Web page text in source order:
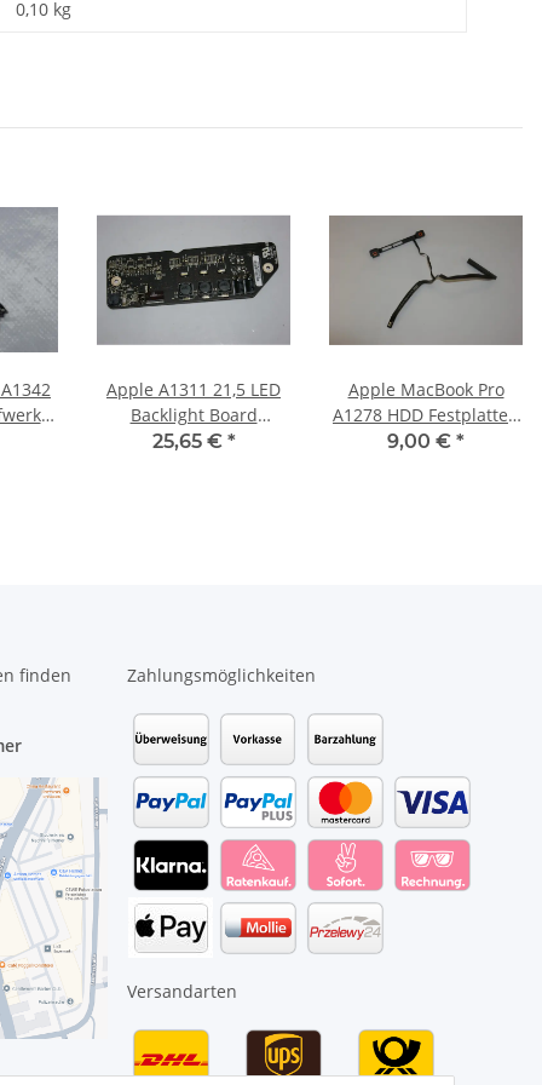
0,10 kg
821-
Apple A1311 21,5 LED
Backlight Board
Beleuchtung V267-
25,65 € *
Apple MacBook Pro
A1278 HDD Festplatten
Kabel 821-0814-A Mid
9,00 € *
finden
Zahlungsmöglichkeiten
Versandarten